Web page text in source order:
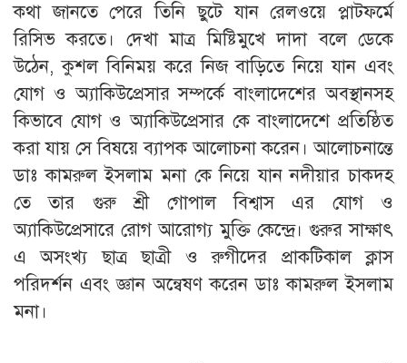
কথা জানতে পেরে তিনি ছুটে যান রেলওয়ে প্লাটফর্মে
রিসিভ করতে। দেখা মাত্র মিষ্টিমুখে দাদা বলে ডেকে
উঠেন, কুশল বিনিময় করে নিজ বাড়িতে নিয়ে যান এবং
যোগ ও অ্যাকিউপ্রেসার সম্পর্কে বাংলাদেশের অবস্থানসহ
কিভাবে যোগ ও অ্যাকিউপ্রেসার কে বাংলাদেশে প্রতিষ্ঠিত
করা যায় সে বিষয়ে ব্যাপক আলোচনা করেন। আলোচনান্তে
ডাঃ কামরুল ইসলাম মনা কে নিয়ে যান নদীয়ার চাকদহ
তে তার গুরু শ্রী গোপাল বিশ্বাস এর যোগ ও
অ্যাকিউপ্রেসারে রোগ আরোগ্য মুক্তি কেন্দ্রে। গুরুর সাক্ষাৎ
এ অসংখ্য ছাত্র ছাত্রী ও রুগীদের প্রাকটিকাল ক্লাস
পরিদর্শন এবং জ্ঞান অন্বেষণ করেন ডাঃ কামরুল ইসলাম
মনা।